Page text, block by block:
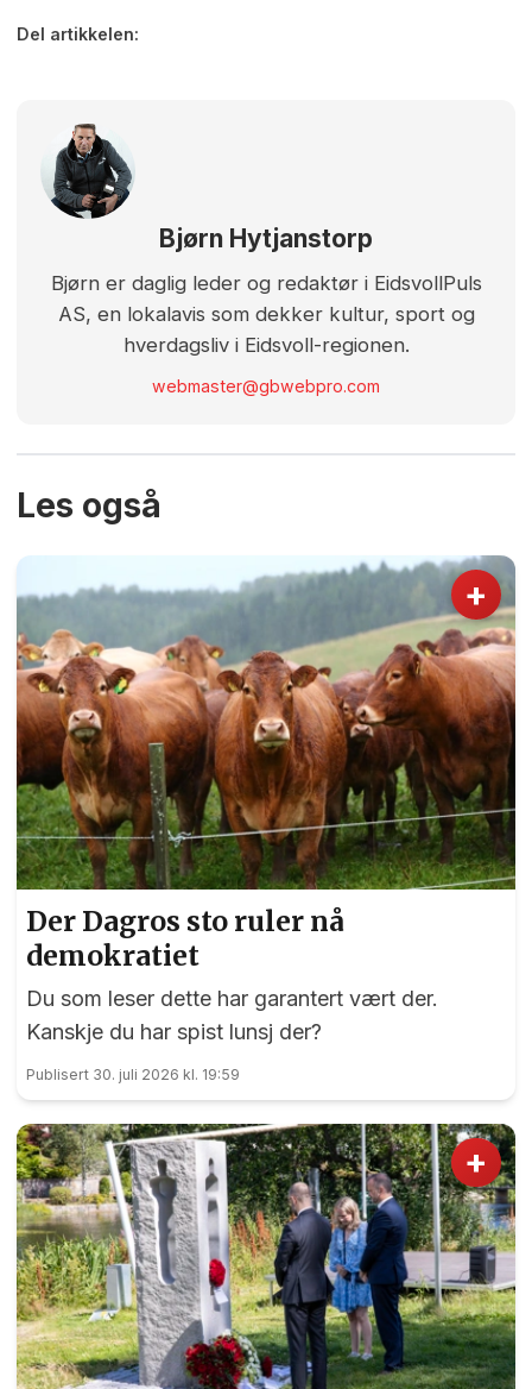
Del artikkelen:
Bjørn Hytjanstorp
Bjørn er daglig leder og redaktør i EidsvollPuls
AS, en lokalavis som dekker kultur, sport og
hverdagsliv i Eidsvoll-regionen.
webmaster@gbwebpro.com
Les også
+
Der Dagros sto ruler nå
demokratiet
Du som leser dette har garantert vært der.
Kanskje du har spist lunsj der?
Publisert 30. juli 2026 kl. 19:59
+